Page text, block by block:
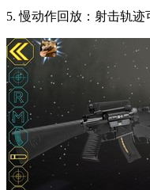
5. 慢动作回放：射击轨